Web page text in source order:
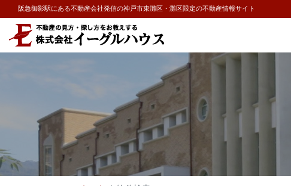
阪急御影駅にある不動産会社発信の神戸市東灘区・灘区限定の不動産情報サイト